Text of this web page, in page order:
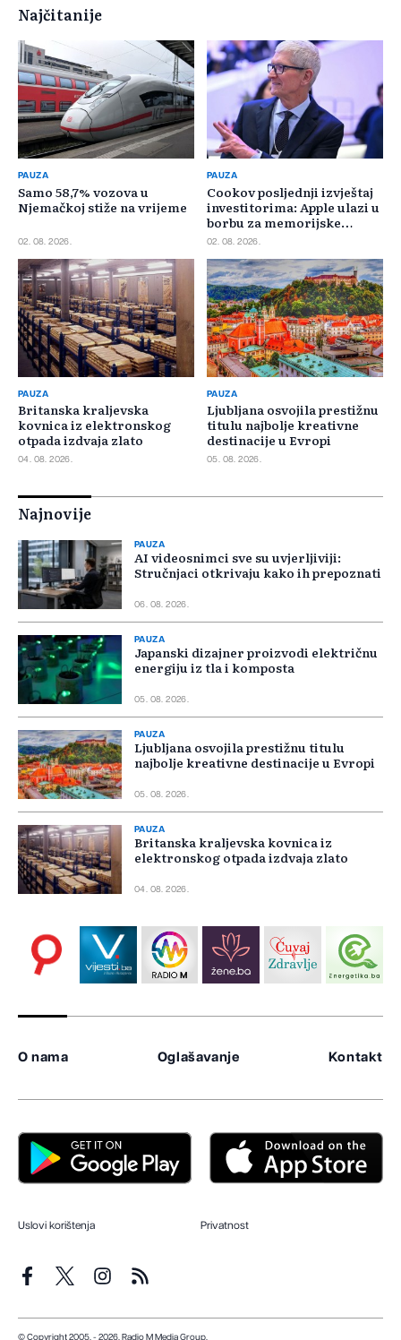
Najčitanije
PAUZA
Samo 58,7% vozova u
Njemačkoj stiže na vrijeme
02. 08. 2026.
PAUZA
Cookov posljednji izvještaj
investitorima: Apple ulazi u
borbu za memorijske
čipove
02. 08. 2026.
PAUZA
Britanska kraljevska
kovnica iz elektronskog
otpada izdvaja zlato
04. 08. 2026.
PAUZA
Ljubljana osvojila prestižnu
titulu najbolje kreativne
destinacije u Evropi
05. 08. 2026.
Najnovije
PAUZA
AI videosnimci sve su uvjerljiviji:
Stručnjaci otkrivaju kako ih prepoznati
06. 08. 2026.
PAUZA
Japanski dizajner proizvodi električnu
energiju iz tla i komposta
05. 08. 2026.
PAUZA
Ljubljana osvojila prestižnu titulu
najbolje kreativne destinacije u Evropi
05. 08. 2026.
PAUZA
Britanska kraljevska kovnica iz
elektronskog otpada izdvaja zlato
04. 08. 2026.
O nama Oglašavanje Kontakt
Uslovi korištenja Privatnost
© Copyright 2005. - 2026. Radio M Media Group.